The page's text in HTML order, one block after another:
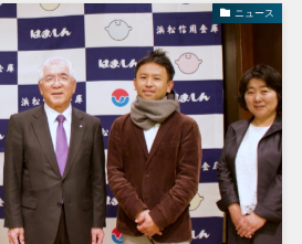
ニュース